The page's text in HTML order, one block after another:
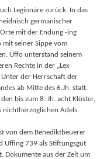
Legionäre zurück. In das
germanischer
mit der Endung -ing
mit seiner Sippe vom
Uffo unterstand seinem
Rechte in der „Lex
Unter der Herrschaft der
ab Mitte des 6.Jh. statt.
bis zum 8. Jh. acht Klöster,
nichtherzoglichen Adels
von dem Benediktbeuerer
Uffing 739 als Stiftungsgut
Dokumente aus der Zeit um